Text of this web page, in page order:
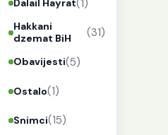
Dalail Hayrat(1)
Hakkani
dzemat BiH
(31)
Obavijesti(5)
Ostalo(1)
Snimci(15)